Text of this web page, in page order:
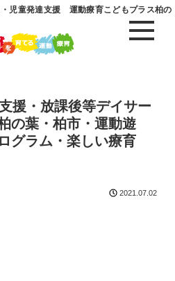
児童発達支援 運動療育こどもプラス柏の
援・放課後等デイサー
の葉・柏市・運動遊
グラム・楽しい療育
2021.07.02